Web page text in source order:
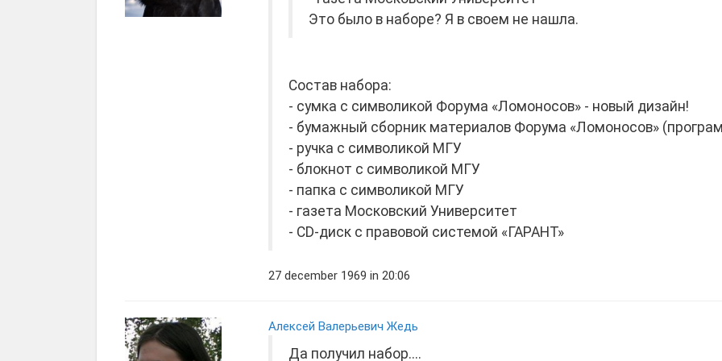
Это было в наборе? Я в своем не нашла.
Состав набора:
- сумка с символикой Форума «Ломоносов» - новый дизайн!
- бумажный сборник материалов Форума «Ломоносов»
- ручка с символикой МГУ
- блокнот с символикой МГУ
- папка с символикой МГУ
- газета Московский Университет
- CD-диск с правовой системой «ГАРАНТ»
27 december 1969 in 20:06
Алексей Валерьевич Жедь
Да получил набор....